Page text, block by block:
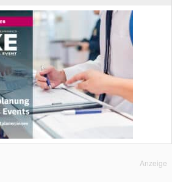
Anzeige